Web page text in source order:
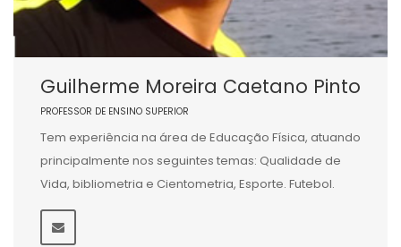
Guilherme Moreira Caetano Pinto
PROFESSOR DE ENSINO SUPERIOR
Tem experiência na área de Educação Física, atuando
principalmente nos seguintes temas: Qualidade de
Vida, bibliometria e Cientometria, Esporte. Futebol.